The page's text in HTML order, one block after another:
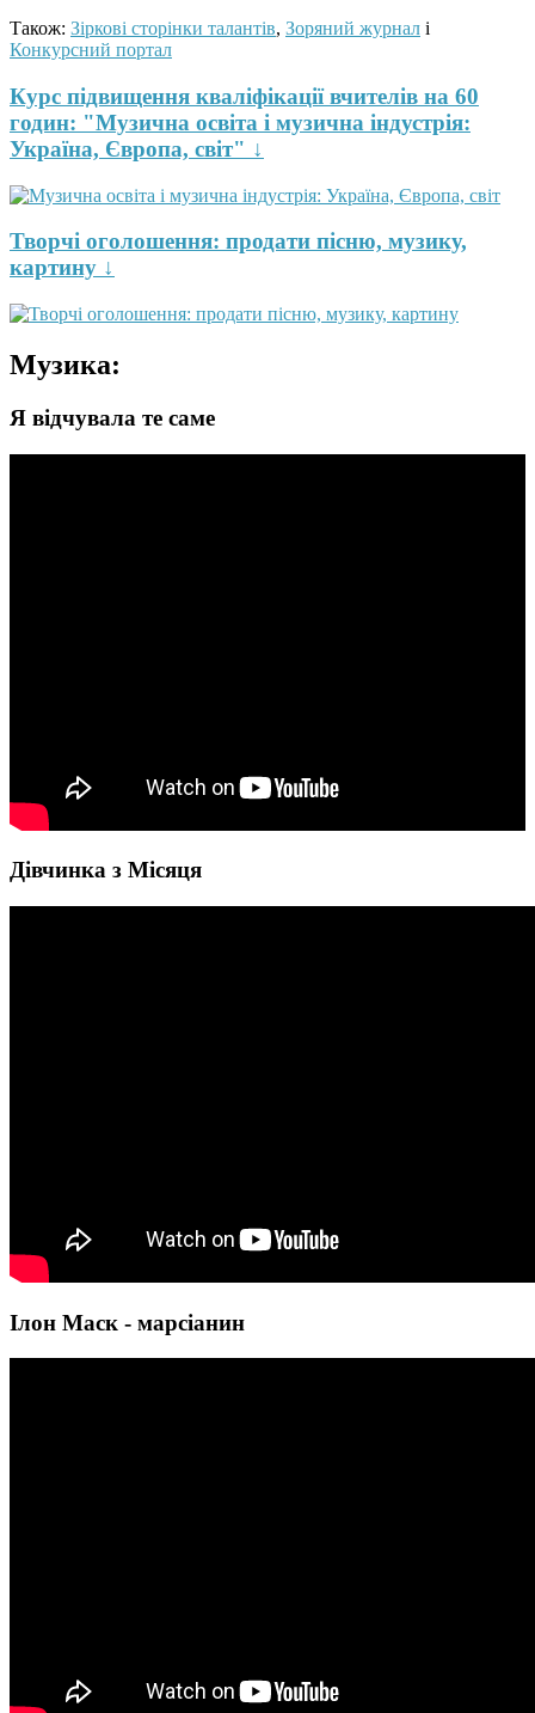
Також: Зіркові сторінки талантів, Зоряний журнал і
Конкурсний портал
Курс підвищення кваліфікації вчителів на 60
годин: "Музична освіта і музична індустрія:
Україна, Європа, світ" ↓
Творчі оголошення: продати пісню, музику,
картину ↓
Музика:
Я відчувала те саме
Дівчинка з Місяця
Ілон Маск - марсіанин